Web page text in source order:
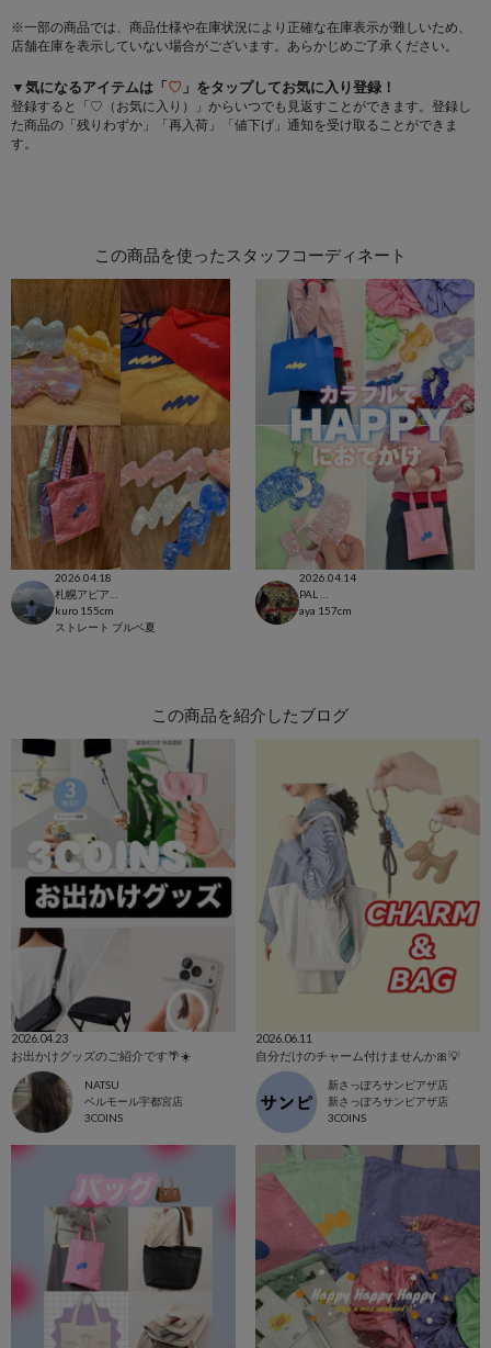
※一部の商品では、商品仕様や在庫状況により正確な在庫表示が難しいため、
店舗在庫を表示していない場合がございます。あらかじめご了承ください。
▼気になるアイテムは「♡ 」をタップしてお気に入り登録！
登録すると「♡（お気に入り）」からいつでも見返すことができます。登録し
た商品の「残りわずか」「再入荷」「値下げ」通知を受け取ることができま
す。
この商品を使ったスタッフコーディネート
2026.04.18
kuro 155cm
ストレート ブルベ夏
2026.04.14
aya 157cm
この商品を紹介したブログ
2026.04.23
お出かけグッズのご紹介です🌴☀️
NATSU
ベルモール宇都宮店
3COINS
2026.06.11
自分だけのチャーム付けませんか🎀💡
新さっぽろサンピアザ店
新さっぽろサンピアザ店
3COINS